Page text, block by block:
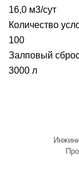
16,0 м3/сут
Количество
100
Залповый
3000 л